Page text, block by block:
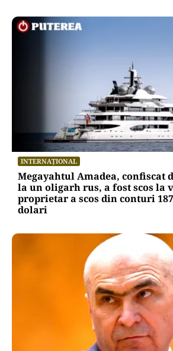
INTERNAȚIONAL
Megayahtul Amadea, confiscat
la un oligarh rus, a fost scos la
proprietar a scos din conturi
dolari